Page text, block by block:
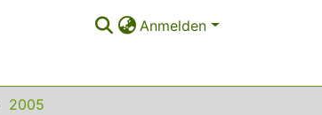
Anmelden
2005